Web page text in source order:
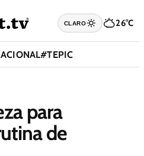
CLARO 26°C
#TEPIC
para
de